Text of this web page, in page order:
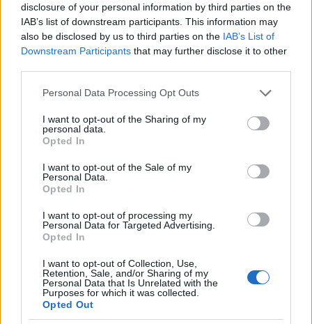
disclosure of your personal information by third parties on the
IAB’s list of downstream participants. This information may
also be disclosed by us to third parties on the IAB’s List of
Downstream Participants that may further disclose it to other
Please note that this website/app uses one or more Google
not limited to your visit or usage behaviour. You may click to
grant or deny consent to Google and its third-party tags to
use your data for below specified purposes in below Google
consent section.
Personal Data Processing Opt Outs
I want to opt-out of the Sharing of my
personal data.
Opted In
I want to opt-out of the Sale of my
Personal Data.
Opted In
I want to opt-out of processing my
Personal Data for Targeted Advertising.
Opted In
I want to opt-out of Collection, Use,
Retention, Sale, and/or Sharing of my
Personal Data that Is Unrelated with the
Purposes for which it was collected.
Opted Out
Pénteken tartotta nyugdíjas találkozóját a Szekszárdi
Katasztrófavédelmi Kirendeltség és a Szekszárdi Hivatásos
Tűzoltó-parancsnokság.
Tolna megyében javuló tendenciát mutat a
középmagas épületek és társasházak tűzbiztonsága
2019.11.07
Helyi hírek